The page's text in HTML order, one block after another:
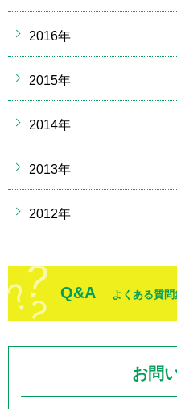
2016年
2015年
2014年
2013年
2012年
Q&A よくある質問
お問